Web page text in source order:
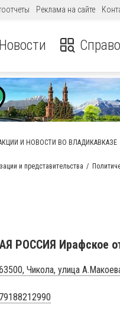
Реклама на сайте
Новости
И НОВОСТИ ВО ВЛАДИКАВКАЗЕ
и представительства
РОССИЯ Ирафское
Чикола, улица